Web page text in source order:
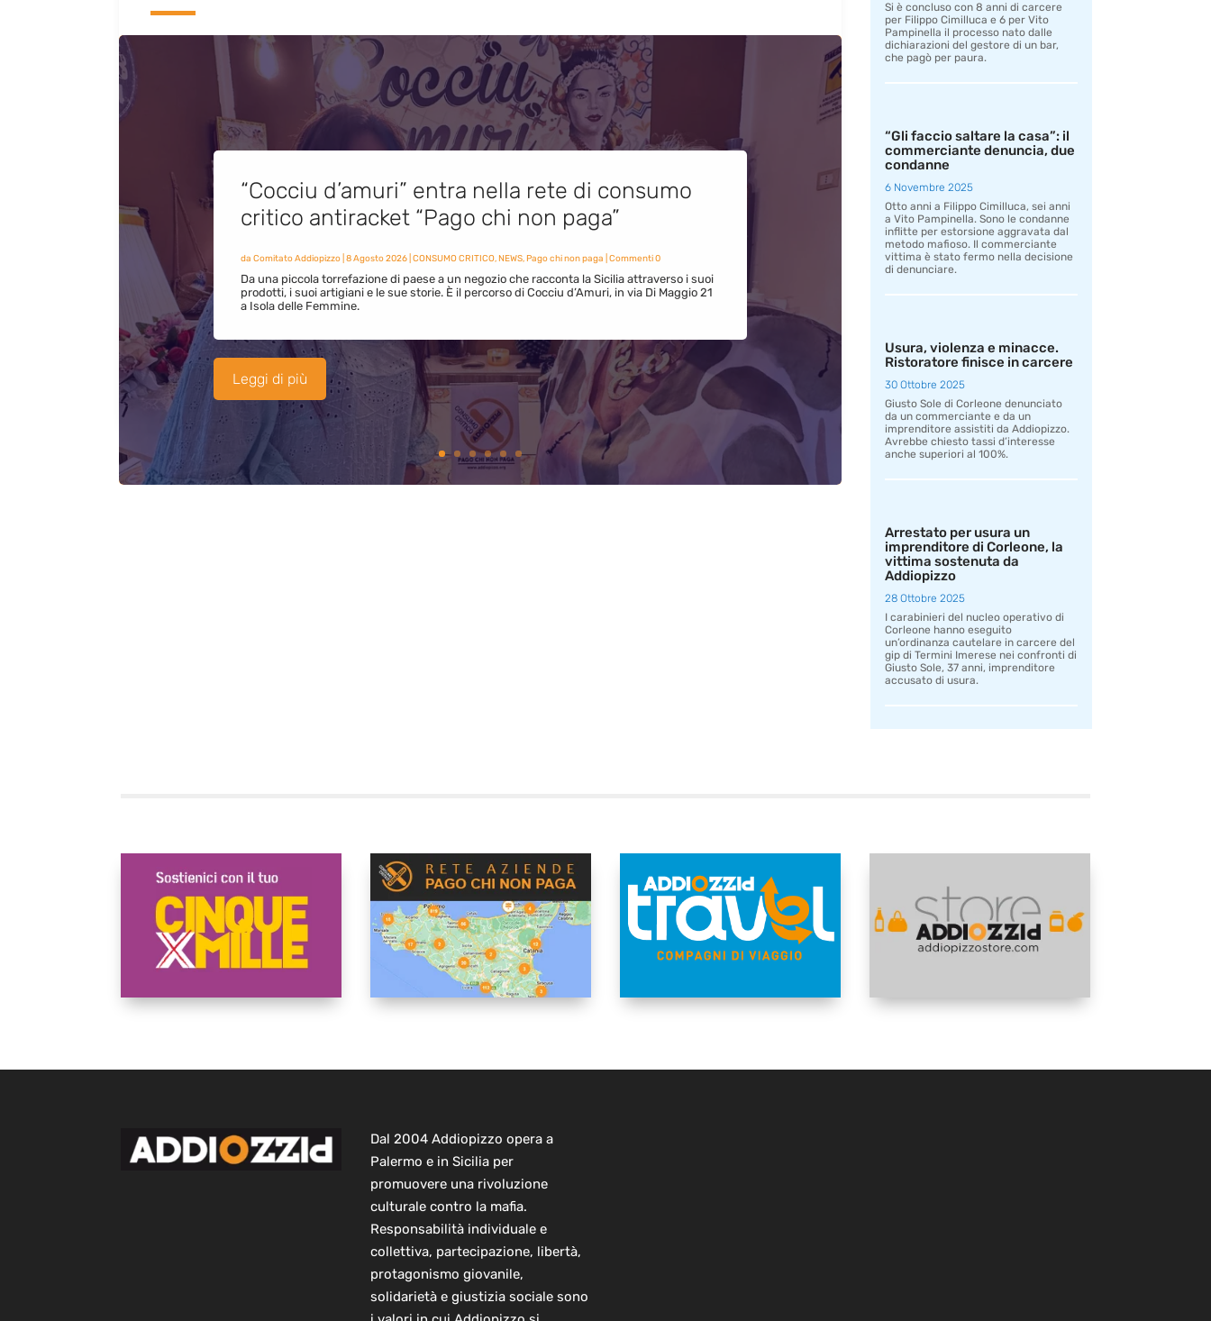
“Cocciu d’amuri” entra nella rete di consumo
critico antiracket “Pago chi non paga”
da Comitato Addiopizzo| 8 Agosto 2026| CONSUMO CRITICO,NEWS,Pago chi non paga | Commenti 0
Da una piccola torrefazione di paese a un negozio che racconta la Sicilia attraverso i suoi
prodotti, i suoi artigiani e le sue storie. È il percorso di Cocciu d’Amuri, in via Di Maggio 21
a Isola delle Femmine.
Leggi di più
Si è concluso con 8 anni di carcere
per Filippo Cimilluca e 6 per Vito
Pampinella il processo nato dalle
dichiarazioni del gestore di un bar,
che pagò per paura.
“Gli faccio saltare la casa”: il
commerciante denuncia, due
condanne
6 Novembre 2025
Otto anni a Filippo Cimilluca, sei anni
a Vito Pampinella. Sono le condanne
inflitte per estorsione aggravata dal
metodo mafioso. Il commerciante
vittima è stato fermo nella decisione
di denunciare.
Usura, violenza e minacce.
Ristoratore finisce in carcere
30 Ottobre 2025
Giusto Sole di Corleone denunciato
da un commerciante e da un
imprenditore assistiti da Addiopizzo.
Avrebbe chiesto tassi d’interesse
anche superiori al 100%.
Arrestato per usura un
imprenditore di Corleone, la
vittima sostenuta da
Addiopizzo
28 Ottobre 2025
I carabinieri del nucleo operativo di
Corleone hanno eseguito
un’ordinanza cautelare in carcere del
gip di Termini Imerese nei confronti di
Giusto Sole, 37 anni, imprenditore
accusato di usura.
Dal 2004 Addiopizzo opera a
Palermo e in Sicilia per
promuovere una rivoluzione
culturale contro la mafia.
Responsabilità individuale e
collettiva, partecipazione, libertà,
protagonismo giovanile,
solidarietà e giustizia sociale sono